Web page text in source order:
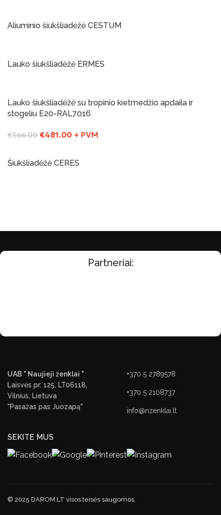
Aliuminio šiukšliadėžė CESTUM
Lauko šiukšliadėžė ERMES
-15% Yra sandelyje
Lauko šiukšliadėžė su tropinio kietmedžio apdaila ir
stogeliu E20-RAL7016
€566.00 €481.00 + PVM
Šiukšliadėžė CERES
Partneriai:
UAB " Naujieji ženklai "
Laisvės pr. 125, LT06118,
Vilnius, Lietuva
"Pasažas pas Juozapą"
+370 5 2789578
+370 5 2108737
info@nzenklai.lt
SEKITE MUS
© 2025 DAROM.LT visos teisės saugomos.